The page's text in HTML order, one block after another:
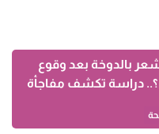
بالدوخة بعد وقوع
دراسة تكشف مفاجأة